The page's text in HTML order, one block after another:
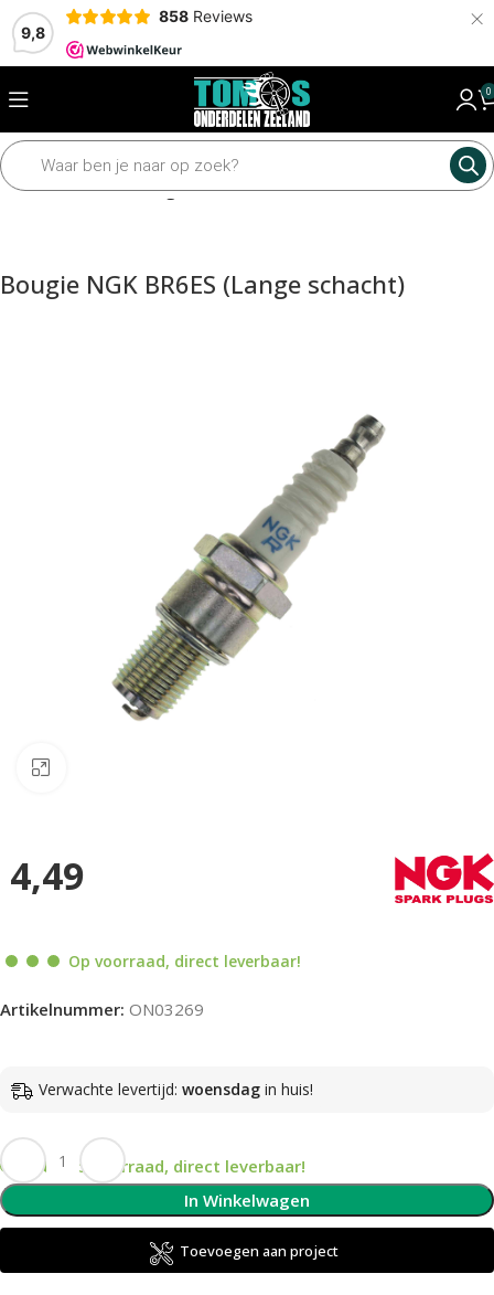
9,8
858 Reviews ×
0
Home Elektrisch Bougie
Bougie NGK BR6ES (Lange schacht)
4,49
Op voorraad, direct leverbaar!
Artikelnummer: ON03269
Verwachte levertijd: woensdag in huis!
Op voorraad, direct leverbaar!
In Winkelwagen
Toevoegen aan project